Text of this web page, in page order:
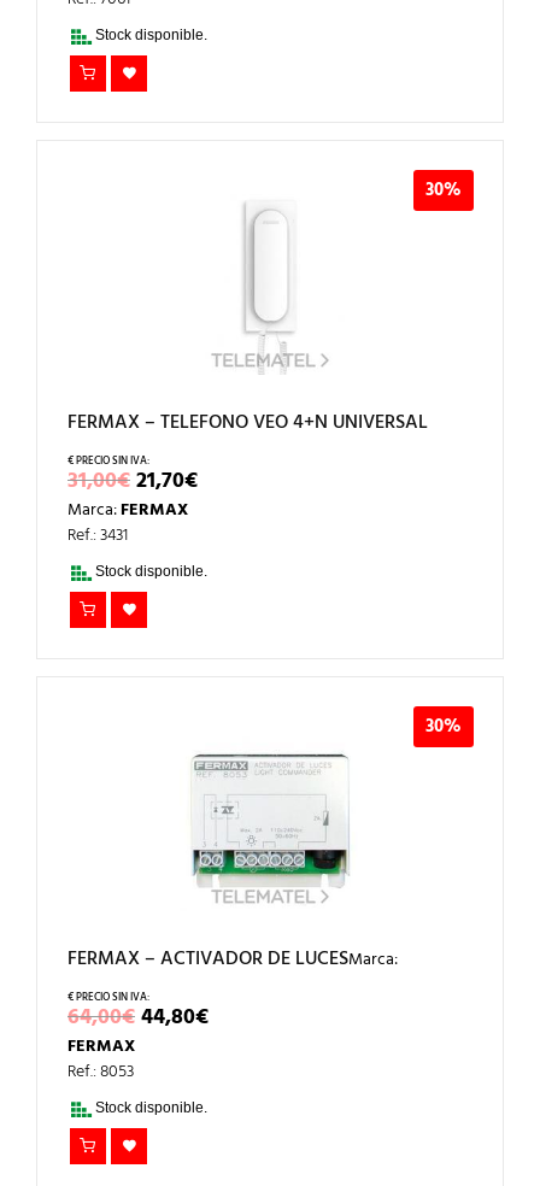
43,00€.
Stock disponible.
30%
FERMAX – TELEFONO VEO 4+N UNIVERSAL
31,00€EL
PRECIO
ORIGINAL
31,00€.
21,70€EL
PRECIO
Marca:FERMAX
Ref.: 3431
Stock disponible.
30%
FERMAX – ACTIVADOR DE LUCES
64,00€EL
PRECIO
64,00€.
44,80€EL
PRECIO
Marca:
FERMAX
Ref.: 8053
Stock disponible.